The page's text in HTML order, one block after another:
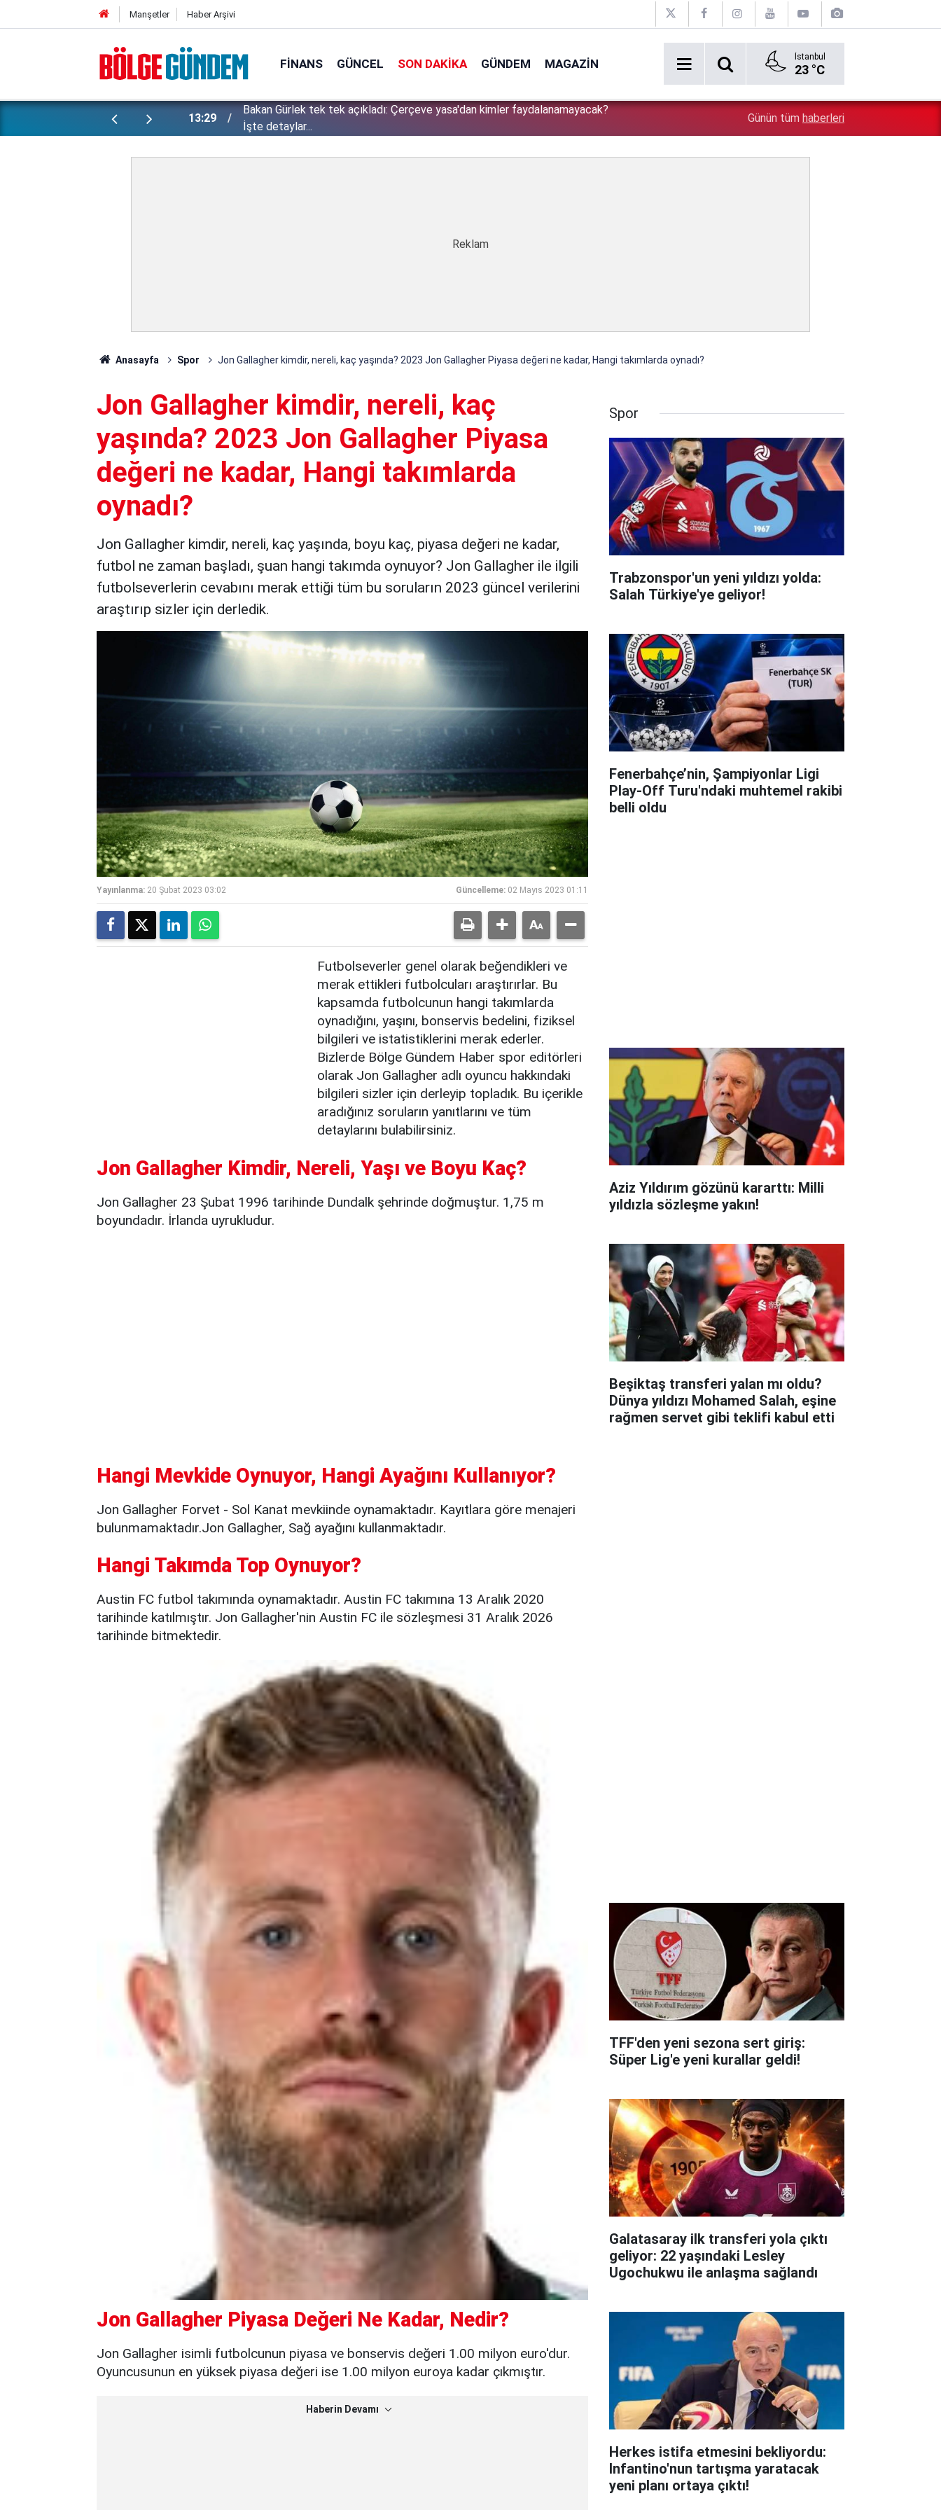
Manşetler Haber Arşivi
FINANS GÜNCEL SON DAKIKA GÜNDEM MAGAZIN İstanbul
23 °C
yapılan gizli planları deşifre etti! 13:29
Bakan Gürlek tek tek açıkladı: Çerçeve yasa'dan kimler faydalanamayacak?
İşte detaylar...
Özgür Özel'e şok! Yüzde 50 ile kazandıkları il, CHP'de
Günün tüm haberleri
Anasayfa Spor Jon Gallagher kimdir, nereli, kaç yaşında? 2023 Jon Gallagher Piyasa değeri ne kadar, Hangi takımlarda oynadı?
Jon Gallagher kimdir, nereli, kaç
yaşında? 2023 Jon Gallagher Piyasa
değeri ne kadar, Hangi takımlarda
oynadı?
Jon Gallagher kimdir, nereli, kaç yaşında, boyu kaç, piyasa değeri ne kadar,
futbol ne zaman başladı, şuan hangi takımda oynuyor? Jon Gallagher ile ilgili
futbolseverlerin cevabını merak ettiği tüm bu soruların 2023 güncel verilerini
araştırıp sizler için derledik.
Yayınlanma: 20 Şubat 2023 03:02 Güncelleme: 02 Mayıs 2023 01:11
Futbolseverler genel olarak beğendikleri ve
merak ettikleri futbolcuları araştırırlar. Bu
kapsamda futbolcunun hangi takımlarda
oynadığını, yaşını, bonservis bedelini, fiziksel
bilgileri ve istatistiklerini merak ederler.
Bizlerde Bölge Gündem Haber spor editörleri
olarak Jon Gallagher adlı oyuncu hakkındaki
bilgileri sizler için derleyip topladık. Bu içerikle
aradığınız soruların yanıtlarını ve tüm
detaylarını bulabilirsiniz.
Jon Gallagher Kimdir, Nereli, Yaşı ve Boyu Kaç?
Jon Gallagher 23 Şubat 1996 tarihinde Dundalk şehrinde doğmuştur. 1,75 m
boyundadır. İrlanda uyrukludur.
Hangi Mevkide Oynuyor, Hangi Ayağını Kullanıyor?
Jon Gallagher Forvet - Sol Kanat mevkiinde oynamaktadır. Kayıtlara göre menajeri
bulunmamaktadır.Jon Gallagher, Sağ ayağını kullanmaktadır.
Hangi Takımda Top Oynuyor?
Austin FC futbol takımında oynamaktadır. Austin FC takımına 13 Aralık 2020
tarihinde katılmıştır. Jon Gallagher'nin Austin FC ile sözleşmesi 31 Aralık 2026
tarihinde bitmektedir.
Jon Gallagher Piyasa Değeri Ne Kadar, Nedir?
Jon Gallagher isimli futbolcunun piyasa ve bonservis değeri 1.00 milyon euro'dur.
Oyuncusunun en yüksek piyasa değeri ise 1.00 milyon euroya kadar çıkmıştır.
Haberin Devamı
Spor
Trabzonspor'un yeni yıldızı yolda:
Salah Türkiye'ye geliyor!
Fenerbahçe’nin, Şampiyonlar Ligi
Play-Off Turu'ndaki muhtemel rakibi
belli oldu
Aziz Yıldırım gözünü kararttı: Milli
yıldızla sözleşme yakın!
Beşiktaş transferi yalan mı oldu?
Dünya yıldızı Mohamed Salah, eşine
rağmen servet gibi teklifi kabul etti
TFF'den yeni sezona sert giriş:
Süper Lig'e yeni kurallar geldi!
Galatasaray ilk transferi yola çıktı
geliyor: 22 yaşındaki Lesley
Ugochukwu ile anlaşma sağlandı
Herkes istifa etmesini bekliyordu:
Infantino'nun tartışma yaratacak
yeni planı ortaya çıktı!